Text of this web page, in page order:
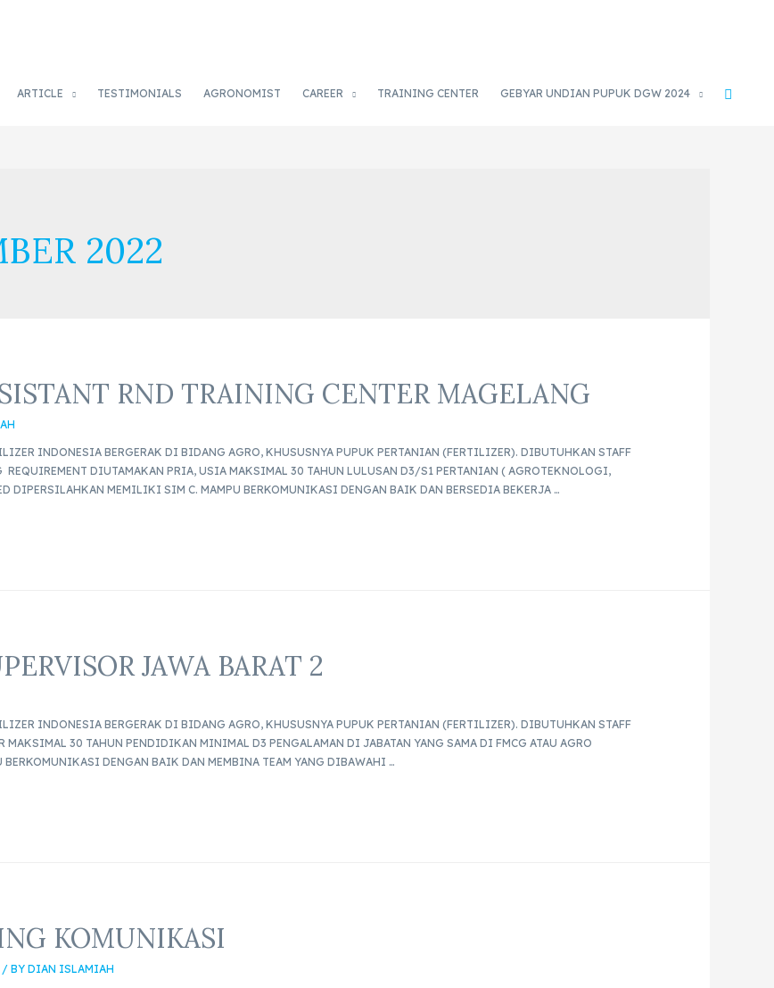
ARTICLE TESTIMONIALS AGRONOMIST CAREER TRAINING CENTER GEBYAR UNDIAN PUPUK DGW 2024
2022
RND TRAINING CENTER MAGELANG
INDONESIA BERGERAK DI BIDANG AGRO, KHUSUSNYA PUPUK PERTANIAN (FERTILIZER). DIBUTUHKAN STAFF
DIUTAMAKAN PRIA, USIA MAKSIMAL 30 TAHUN LULUSAN D3/S1 PERTANIAN ( AGROTEKNOLOGI,
DIPERSILAHKAN MEMILIKI SIM C. MAMPU BERKOMUNIKASI DENGAN BAIK DAN BERSEDIA BEKERJA …
JAWA BARAT 2
INDONESIA BERGERAK DI BIDANG AGRO, KHUSUSNYA PUPUK PERTANIAN (FERTILIZER). DIBUTUHKAN STAFF
30 TAHUN PENDIDIKAN MINIMAL D3 PENGALAMAN DI JABATAN YANG SAMA DI FMCG ATAU AGRO
DENGAN BAIK DAN MEMBINA TEAM YANG DIBAWAHI …
KOMUNIKASI
/ BYDIAN ISLAMIAH